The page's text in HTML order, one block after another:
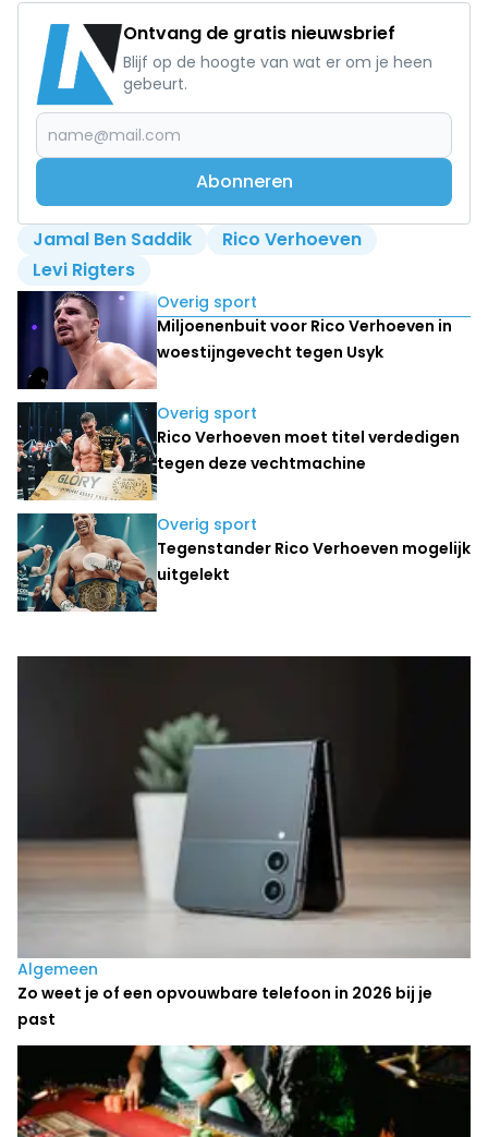
Ontvang de gratis nieuwsbrief
Blijf op de hoogte van wat er om je heen
gebeurt.
Abonneren
Jamal Ben Saddik
Rico Verhoeven
Levi Rigters
Lees ook
Overig sport
Miljoenenbuit voor Rico Verhoeven in
woestijngevecht tegen Usyk
Overig sport
Rico Verhoeven moet titel verdedigen
tegen deze vechtmachine
Overig sport
Tegenstander Rico Verhoeven mogelijk
uitgelekt
Laatste nieuws
Algemeen
Zo weet je of een opvouwbare telefoon in 2026 bij je
past